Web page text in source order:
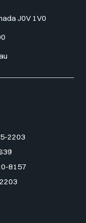
J0V 1V0
2203
8157